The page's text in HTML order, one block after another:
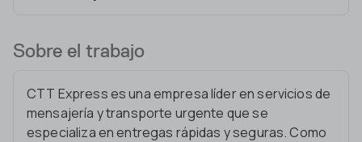
Sobre el trabajo
CTT Express es una empresa líder en servicios de
mensajería y transporte urgente que se
especializa en entregas rápidas y seguras. Como